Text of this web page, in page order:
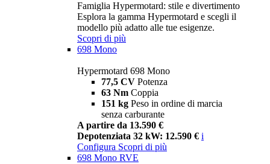
Famiglia Hypermotard: stile e divertimento
Esplora la gamma Hypermotard e scegli il
modello più adatto alle tue esigenze.
Scopri di più
698 Mono
Hypermotard 698 Mono
77,5 CV Potenza
63 Nm Coppia
151 kg Peso in ordine di marcia
senza carburante
A partire da 13.590 €
Depotenziata 32 kW: 12.590 € i
Configura Scopri di più
698 Mono RVE